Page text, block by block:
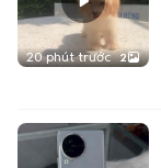
20 phút trước 2